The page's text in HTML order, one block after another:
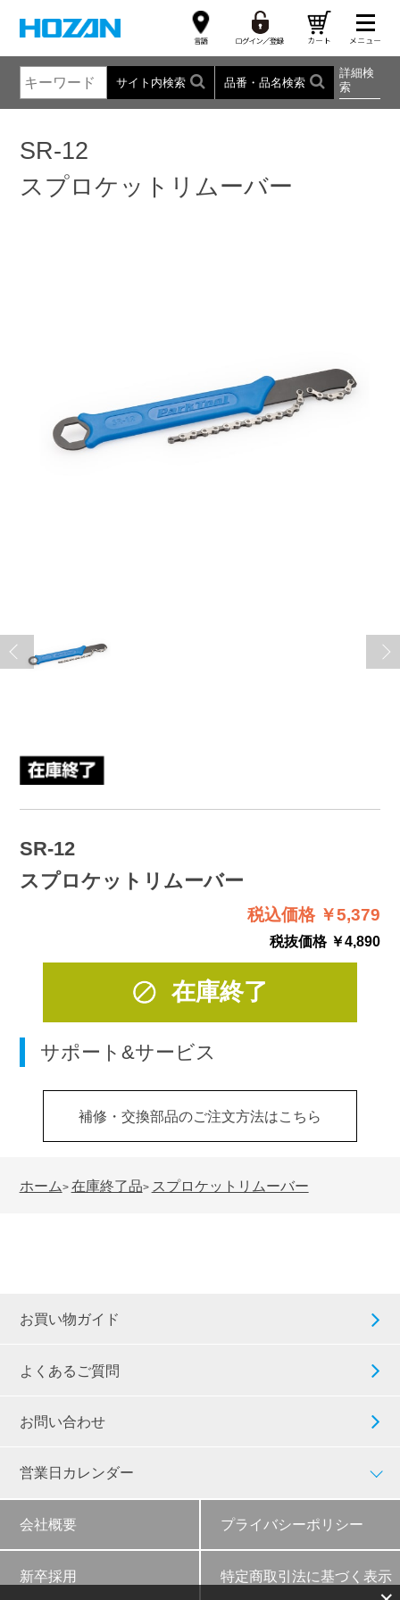
サイト内検索 品番・品名検索
詳細検
索
SR-12
スプロケットリムーバー
SR-12
スプロケットリムーバー
税込価格 ￥5,379
税抜価格 ￥4,890
在庫終了
サポート&サービス
補修・交換部品のご注文方法はこちら
ホーム> 在庫終了品> スプロケットリムーバー
お買い物ガイド
よくあるご質問
お問い合わせ
営業日カレンダー
会社概要 プライバシーポリシー
新卒採用 特定商取引法に基づく表示